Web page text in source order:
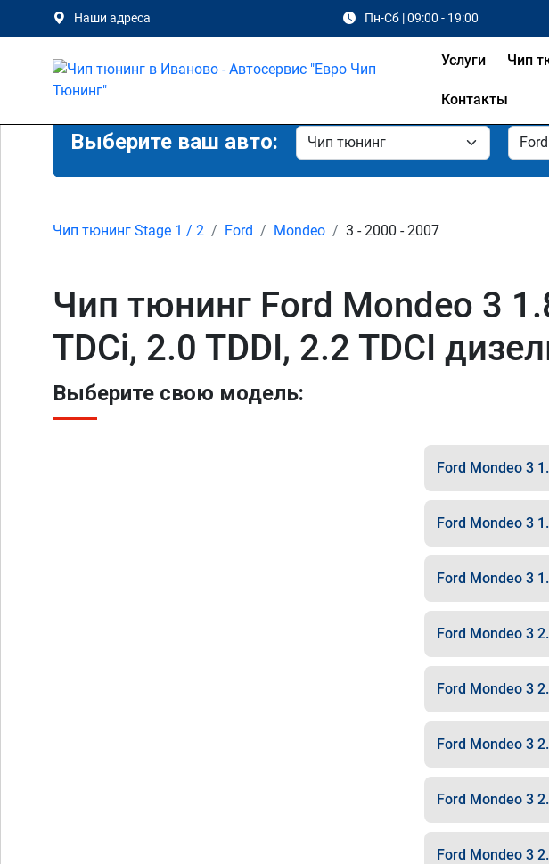
Наши адреса Пн-Сб | 09:00 - 19:00
Услуги Чип
Контакты
Выберите ваш авто:
Чип тюнинг Stage 1 / 2 Ford Mondeo 3 - 2000 - 2007
Чип тюнинг Ford Mondeo 3
TDCi, 2.0 TDDI, 2.2 TDCI
Выберите свою модель:
Ford Mondeo 3
Ford Mondeo 3
Ford Mondeo 3
Ford Mondeo 3
Ford Mondeo 3
Ford Mondeo 3
Ford Mondeo 3
Ford Mondeo 3